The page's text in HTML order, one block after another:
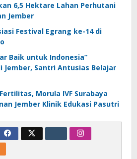
6,5 Hektare Lahan Perhutani
Jember
Festival Egrang ke-14 di
Baik untuk Indonesia”
Jember, Santri Antusias Belajar
Morula IVF Surabaya
Jember Klinik Edukasi Pasutri